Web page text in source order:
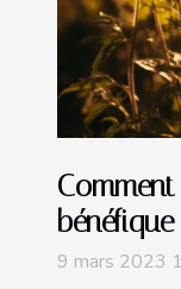
9 mars 2023